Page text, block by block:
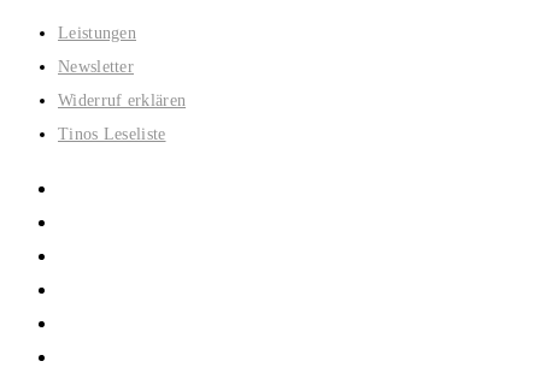
Zum
Inhalt
springen
Leistungen
Newsletter
Widerruf erklären
Tinos Leseliste